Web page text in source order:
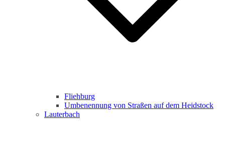
Fliehburg
Umbenennung von Straßen auf dem Heidstock
Lauterbach